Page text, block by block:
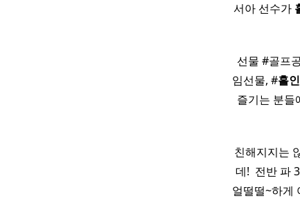
서아 선수가
선물 #골프
임선물, #홀
즐기는 분들
친해지지는
데! ​ 전반 파
얼떨떨~하게